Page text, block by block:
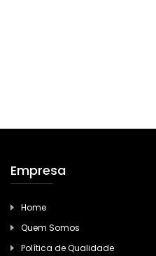
Empresa
Home
Quem Somos
Política de Qualidade